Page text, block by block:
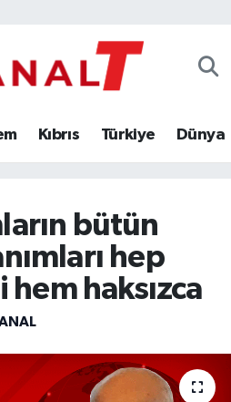
Kıbrıs Türkiye Dünya
bütün
hep
hem haksızca